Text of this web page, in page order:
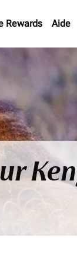
Rewards Aide